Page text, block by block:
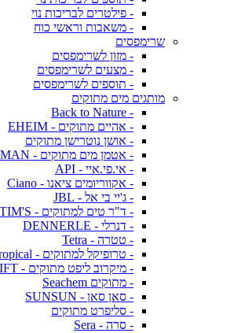
- פילטרים לבריכות נוי
- משאבות וראשי כוח
שרימפסים
- מזון לשרימפסים
- מצעים לשרימפסים
- תוספים לשרימפסים
מותגים מים מתוקים
- Back to Nature
- אהיים מתוקים - EHEIM
- אושן נוטרישן מתוקים
- אטמן מים מתוקים - ATMAN
- אי.פי.איי - API
- אקווריומים ציאנו - Ciano
- ג'יי בי אל - JBL
- ד"ר טים למתוקים - DR. TIM'S
- דנרלי - DENNERLE
- טטרה - Tetra
- טרופיקל למתוקים - Tropical
- מיקרוב ליפט מתוקים - MICROBE LIFT
- מתוקים Seachem
- סאן סאן - SUNSUN
- סליפרט מתוקים
- סרה - Sera